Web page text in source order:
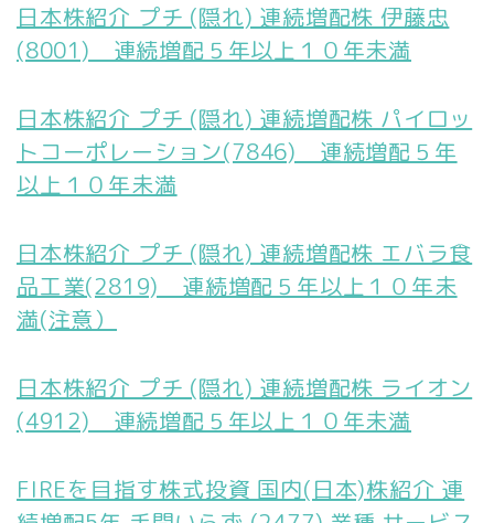
日本株紹介 プチ (隠れ) 連続増配株 伊藤忠
(8001) 連続増配５年以上１０年未満
日本株紹介 プチ (隠れ) 連続増配株 パイロッ
トコーポレーション(7846) 連続増配５年
以上１０年未満
日本株紹介 プチ (隠れ) 連続増配株 エバラ食
品工業(2819) 連続増配５年以上１０年未
満(注意）
日本株紹介 プチ (隠れ) 連続増配株 ライオン
(4912) 連続増配５年以上１０年未満
FIREを目指す株式投資 国内(日本)株紹介 連